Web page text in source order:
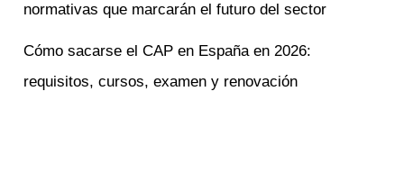
normativas que marcarán el futuro del sector
Cómo sacarse el CAP en España en 2026:
requisitos, cursos, examen y renovación